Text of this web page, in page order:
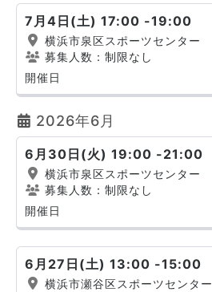
7月4日(土) 17:00 -19:00
横浜市泉区スポーツセンター
募集人数：制限なし
開催日
2026年6月
6月30日(火) 19:00 -21:00
横浜市泉区スポーツセンター
募集人数：制限なし
開催日
6月27日(土) 13:00 -15:00
横浜市瀬谷区スポーツセンター